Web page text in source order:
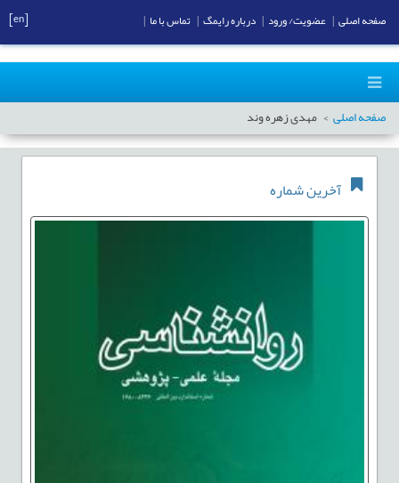
صفحه اصلی مهدی زهره وند
آخرین شماره
صفحه اصلی عضویت/ ورود درباره رایمگ تماس با ما